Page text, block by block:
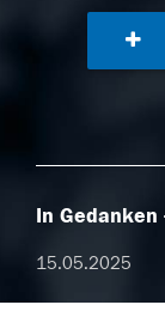
In Gedanken
15.05.2025